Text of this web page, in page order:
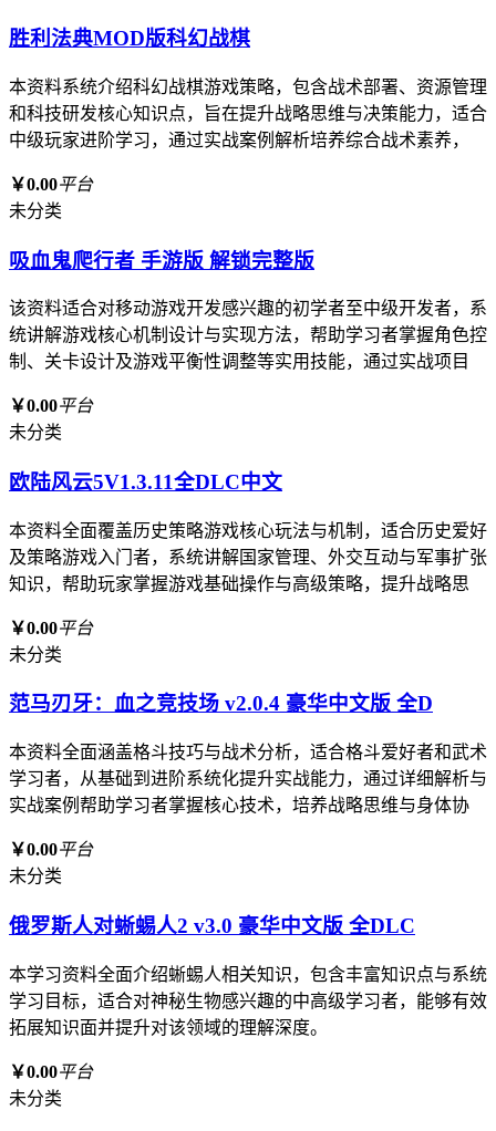
胜利法典MOD版科幻战棋
本资料系统介绍科幻战棋游戏策略，包含战术部署、资源管理
和科技研发核心知识点，旨在提升战略思维与决策能力，适合
中级玩家进阶学习，通过实战案例解析培养综合战术素养，
￥0.00平台
未分类
吸血鬼爬行者 手游版 解锁完整版
该资料适合对移动游戏开发感兴趣的初学者至中级开发者，系
统讲解游戏核心机制设计与实现方法，帮助学习者掌握角色控
制、关卡设计及游戏平衡性调整等实用技能，通过实战项目
￥0.00平台
未分类
欧陆风云5V1.3.11全DLC中文
本资料全面覆盖历史策略游戏核心玩法与机制，适合历史爱好
及策略游戏入门者，系统讲解国家管理、外交互动与军事扩张
知识，帮助玩家掌握游戏基础操作与高级策略，提升战略思
￥0.00平台
未分类
范马刃牙：血之竞技场 v2.0.4 豪华中文版 全D
本资料全面涵盖格斗技巧与战术分析，适合格斗爱好者和武术
学习者，从基础到进阶系统化提升实战能力，通过详细解析与
实战案例帮助学习者掌握核心技术，培养战略思维与身体协
￥0.00平台
未分类
俄罗斯人对蜥蜴人2 v3.0 豪华中文版 全DLC
本学习资料全面介绍蜥蜴人相关知识，包含丰富知识点与系统
学习目标，适合对神秘生物感兴趣的中高级学习者，能够有效
拓展知识面并提升对该领域的理解深度。
￥0.00平台
未分类